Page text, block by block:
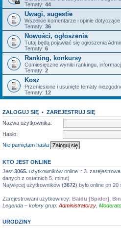
Tematy: 44
Uwagi, sugestie
Wszelkie komentarze i opinie
Tematy: 36
Nowości, ogłoszenia
Tutaj będą pojawiać się ogłoszenia
Tematy: 6
Ranking, konkursy
Comiesięczne wyniki rankingu,
Tematy: 2
Kosz
Przeniesione i usunięte tematy
Tematy: 12
ZALOGUJ SIĘ • ZAREJESTRUJ SIĘ
Nazwa użytkownika:
Hasło:
Nie pamiętam hasła
KTO JEST ONLINE
Jest 3065. użytkowników online :: 3.
danych z ostatnich 5. minut)
Najwięcej użytkowników (3672) było online pn
Zarejestrowani użytkownicy: Baidu [Spider]
Legenda – kolory grup: Administratorzy
URODZINY